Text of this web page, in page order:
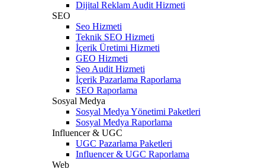
Dijital Reklam Audit Hizmeti
SEO
Seo Hizmeti
Teknik SEO Hizmeti
İçerik Üretimi Hizmeti
GEO Hizmeti
Seo Audit Hizmeti
İçerik Pazarlama Raporlama
SEO Raporlama
Sosyal Medya
Sosyal Medya Yönetimi Paketleri
Sosyal Medya Raporlama
Influencer & UGC
UGC Pazarlama Paketleri
Influencer & UGC Raporlama
Web